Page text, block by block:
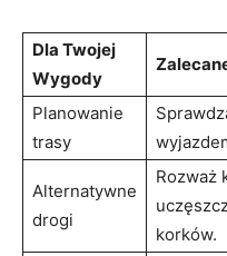
Dla Twojej
Wygody
Planowanie
trasy
Alternatywne
⁤drogi
Rozważ
‌korków.